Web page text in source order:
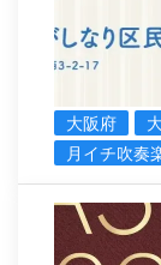
大阪府
月イチ吹奏